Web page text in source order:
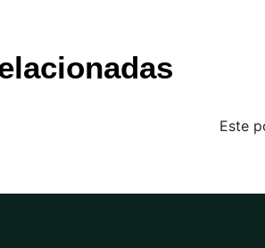
Este